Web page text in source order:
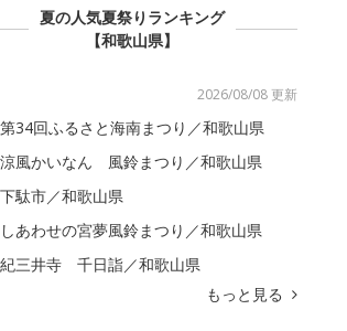
夏の人気夏祭りランキング
【和歌山県】
2026/08/08 更新
第34回ふるさと海南まつり／和歌山県
涼風かいなん 風鈴まつり／和歌山県
下駄市／和歌山県
しあわせの宮夢風鈴まつり／和歌山県
紀三井寺 千日詣／和歌山県
もっと見る